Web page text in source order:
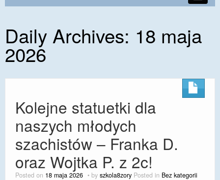
O SZKOLE
KONTAKT
GALERIA
SPORT
DOSTĘPNOŚĆ
POLITYKA PRYWATNOŚCI
Daily Archives: 18 maja
2026
Kolejne statuetki dla
naszych młodych
szachistów – Franka D.
oraz Wojtka P. z 2c!
Posted on 18 maja 2026 by szkola8zory Posted in Bez kategorii